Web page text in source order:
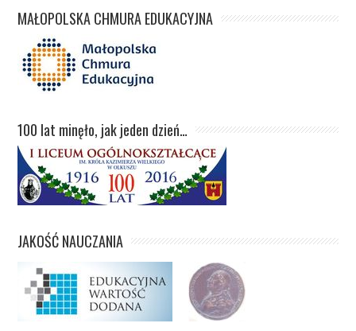
MAŁOPOLSKA CHMURA EDUKACYJNA
100 lat minęło, jak jeden dzień…
JAKOŚĆ NAUCZANIA